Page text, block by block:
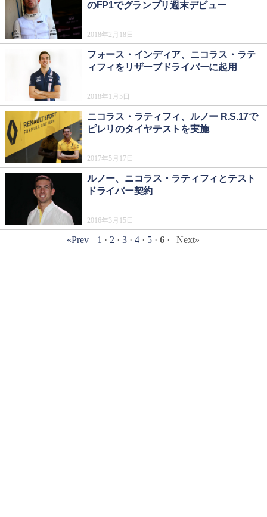
のFP1でグランプリ週末デビュー
2018年2月18日
フォース・インディア、ニコラス・ラテ
ィフィをリザーブドライバーに起用
2018年1月5日
ニコラス・ラティフィ、ルノー R.S.17で
ピレリのタイヤテストを実施
2017年5月17日
ルノー、ニコラス・ラティフィとテスト
ドライバー契約
2016年3月15日
«Prev || 1 · 2 ·3 ·4 · 5 ·6 · | Next»